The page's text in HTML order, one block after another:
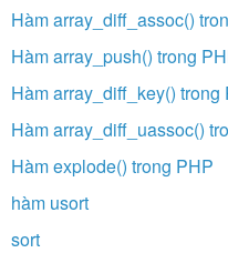
Hàm array_diff_assoc()
Hàm array_push() trong
Hàm array_diff_key() trong
Hàm array_diff_uassoc()
Hàm explode() trong PHP
hàm usort
sort